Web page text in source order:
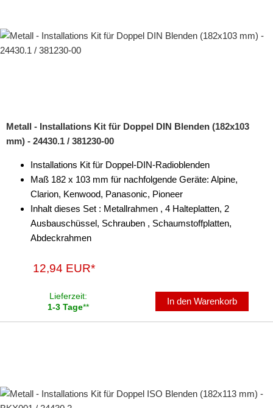
Metall - Installations Kit für Doppel DIN Blenden (182x103
mm) - 24430.1 / 381230-00
Installations Kit für Doppel-DIN-Radioblenden
Maß 182 x 103 mm für nachfolgende Geräte: Alpine,
Clarion, Kenwood, Panasonic, Pioneer
Inhalt dieses Set : Metallrahmen , 4 Halteplatten, 2
Ausbauschüssel, Schrauben , Schaumstoffplatten,
Abdeckrahmen
12,94 EUR*
Lieferzeit:
1-3 Tage**
In den Warenkorb